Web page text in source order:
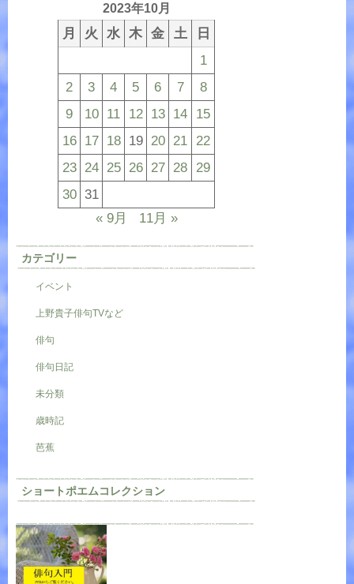
2023年10月
月 火 水 木 金 土
日
1
2
3 4 5 6 7
8
9
10 11 12 13 14 15
16 17 18 19 20 21 22
23 24 25 26 27 28 29
30 31
« 9月
11月 »
カテゴリー
イベント
上野貴子俳句TVなど
俳句
俳句日記
未分類
歳時記
芭蕉
ショートポエムコレクション